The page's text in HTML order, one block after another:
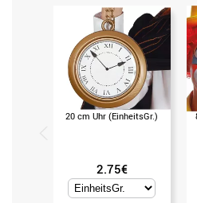
20 cm Uhr (EinheitsGr.)
2.75€